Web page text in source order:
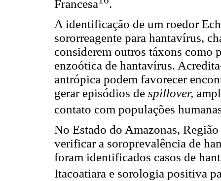
Francesa
.
A identificação de um roedor
sororreagente para hantavírus,
considerem outros táxons como
enzoótica de hantavírus.
antrópica podem favorecer
gerar episódios de spillover,
contato com populações
No Estado do Amazonas,
verificar a soroprevalência de
foram identificados casos de
Itacoatiara e sorologia positiva